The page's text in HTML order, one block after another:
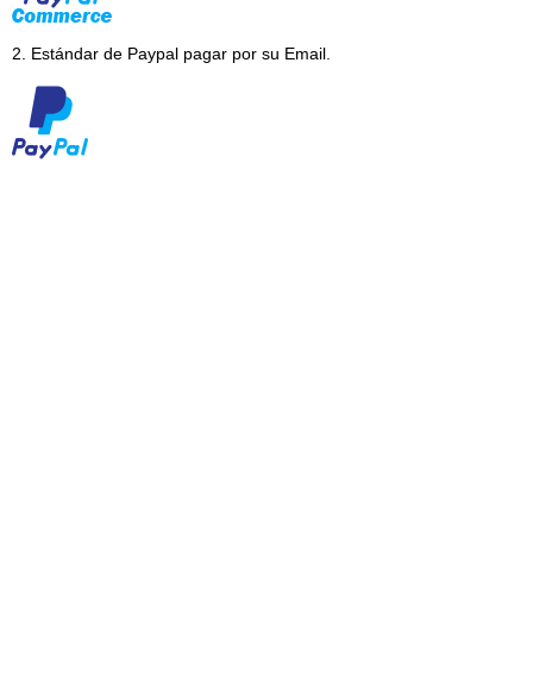
2. Estándar de Paypal pagar por su Email.